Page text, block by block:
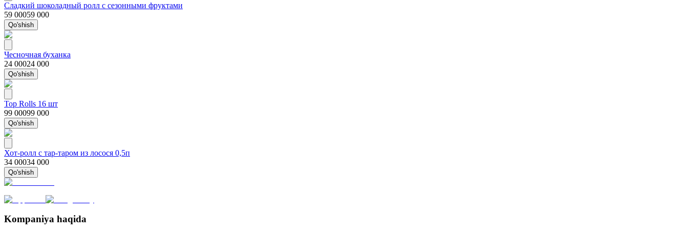
Сладкий шоколадный ролл с сезонными фруктами
59 00059 000
Qo'shish
Чесночная буханка
24 00024 000
Qo'shish
Top Rolls 16 шт
99 00099 000
Qo'shish
Хот-ролл с тар-таром из лосося 0,5п
34 00034 000
Qo'shish
Kompaniya haqida